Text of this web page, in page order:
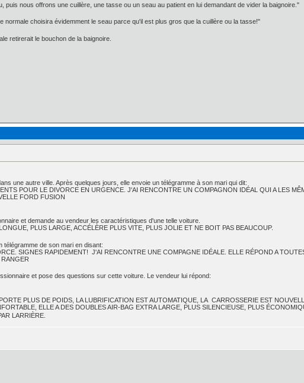
puis nous offrons une cuillère, une tasse ou un seau au patient en lui demandant de vider la baignoire."
normale choisira évidemment le seau parce qu'il est plus gros que la cuillère ou la tasse!"
retirerait le bouchon de la baignoire.
une autre ville. Après quelques jours, elle envoie un télégramme à son mari qui dit:
POUR LE DIVORCE EN URGENCE. J'AI RENCONTRE UN COMPAGNON IDÉAL QUI A LES
FORD FUSION
et demande au vendeur les caractéristiques d'une telle voiture.
PLUS LARGE, ACCÉLÈRE PLUS VITE, PLUS JOLIE ET NE BOIT PAS BEAUCOUP.
télégramme de son mari en disant:
SIGNES RAPIDEMENT! J'AI RENCONTRE UNE COMPAGNE IDÉALE. ELLE RÉPOND A
et pose des questions sur cette voiture. Le vendeur lui répond:
PLUS DE POIDS, LA LUBRIFICATION EST AUTOMATIQUE, LA CARROSSERIE EST
ELLE A DES DOUBLES AIR-BAG EXTRA LARGE, PLUS SILENCIEUSE, PLUS
LARRIÈRE.